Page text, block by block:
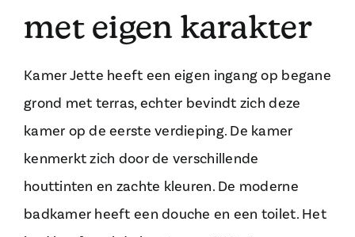
met eigen karakter
Kamer Jette heeft een eigen ingang op begane
grond met terras, echter bevindt zich deze
kamer op de eerste verdieping. De kamer
kenmerkt zich door de verschillende
houttinten en zachte kleuren. De moderne
badkamer heeft een douche en een toilet. Het